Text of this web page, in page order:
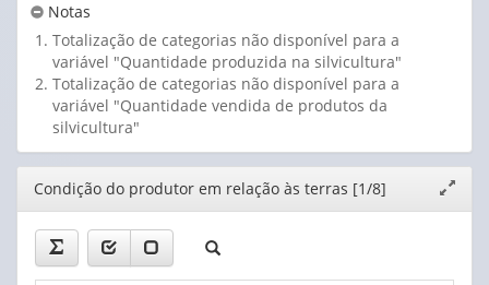
Mudas de outras espécies florestais (Mil unidades)
Notas
Totalização de categorias não disponível para a
variável "Quantidade produzida na silvicultura"
Totalização de categorias não disponível para a
variável "Quantidade vendida de produtos da
silvicultura"
Editor
janela
Condição do produtor em relação às terras [1/8]